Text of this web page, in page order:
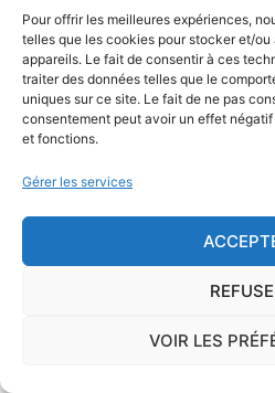
Pour offrir les meilleures expériences,
telles que les cookies pour stocker et/
appareils. Le fait de consentir à ces
traiter des données telles que le
uniques sur ce site. Le fait de ne pas
consentement peut avoir un effet
et fonctions.
Gérer les services
VOIR LES
Je demande le
risques
Le risque Radon
La commune de